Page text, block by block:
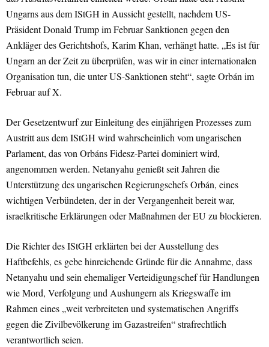
Ungarns aus dem IStGH in Aussicht gestellt, nachdem US-
Präsident Donald Trump im Februar Sanktionen gegen den
Ankläger des Gerichtshofs, Karim Khan, verhängt hatte. „Es ist für
Ungarn an der Zeit zu überprüfen, was wir in einer internationalen
Organisation tun, die unter US-Sanktionen steht“, sagte Orbán im
Februar auf X.
Der Gesetzentwurf zur Einleitung des einjährigen Prozesses zum
Austritt aus dem IStGH wird wahrscheinlich vom ungarischen
Parlament, das von Orbáns Fidesz-Partei dominiert wird,
angenommen werden. Netanyahu genießt seit Jahren die
Unterstützung des ungarischen Regierungschefs Orbán, eines
wichtigen Verbündeten, der in der Vergangenheit bereit war,
israelkritische Erklärungen oder Maßnahmen der EU zu blockieren.
Die Richter des IStGH erklärten bei der Ausstellung des
Haftbefehls, es gebe hinreichende Gründe für die Annahme, dass
Netanyahu und sein ehemaliger Verteidigungschef für Handlungen
wie Mord, Verfolgung und Aushungern als Kriegswaffe im
Rahmen eines „weit verbreiteten und systematischen Angriffs
gegen die Zivilbevölkerung im Gazastreifen“ strafrechtlich
verantwortlich seien.